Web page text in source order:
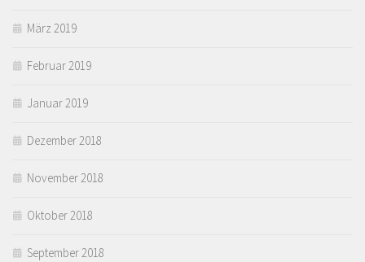
März 2019
Februar 2019
Januar 2019
Dezember 2018
November 2018
Oktober 2018
September 2018